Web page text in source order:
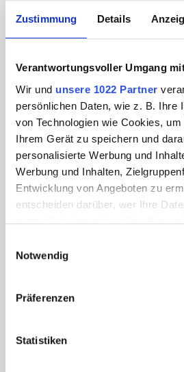
Zustimmung Details
Verantwortungsvoller Umgang
Wir und unsere 1022 Partner
persönlichen Daten, wie z. B. Ihre
von Technologien wie Cookies,
Ihrem Gerät zu speichern und
personalisierte Werbung und
Werbung und Inhalten,
Entwicklung von Angeboten zu
entscheiden darüber, wer Ihre
nutzt. Sie können Ihre Einwilligung
Trigger Symbol ändern oder
Informationen über Ihre
können
Notwendig
Präferenzen
Statistiken